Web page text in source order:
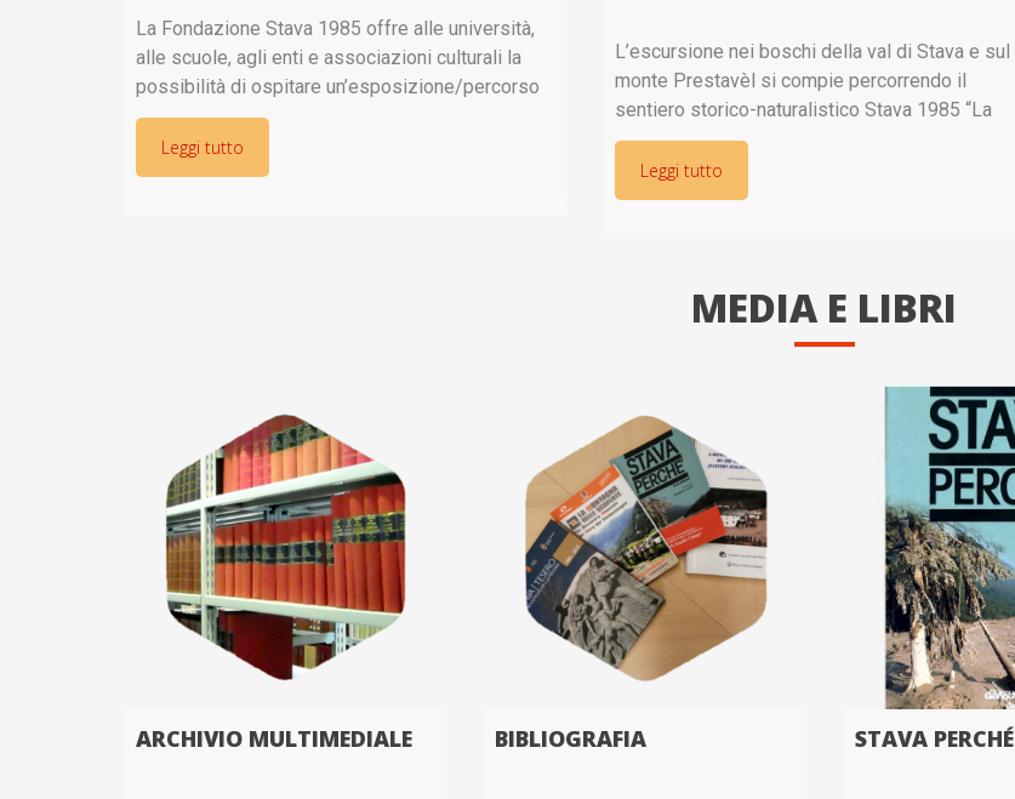
La Fondazione Stava 1985 offre alle università,
alle scuole, agli enti e associazioni culturali la
possibilità di ospitare un’esposizione/percorso
didattico itinerante che riprende i contenuti del
percorso realizzato presso il Centro Stava 1985
e che
Leggi tutto
L’escursione nei boschi della val di Stava e sul
monte Prestavèl si compie percorrendo il
sentiero storico-naturalistico Stava 1985 “La
Montagna delle scoperte”. Punto di ritrovo è il
Centro Stava 1985 a Stava. Per i
Leggi tutto
MEDIA E LIBRI
ARCHIVIO MULTIMEDIALE BIBLIOGRAFIA STAVA PERCHÉ